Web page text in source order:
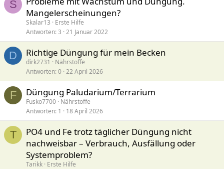
S
Mangelerscheinungen?
Skalar13
Erste Hilfe
Antworten 3 21 Januar 2022
D Richtige Düngung für mein Becken
dirk2731
Nährstoffe
Antworten 0 22 April 2026
F Düngung Paludarium/Terrarium
Fusko7700 Nährstoffe
Antworten 1 18 April 2026
T
PO4 und Fe trotz täglicher Düngung nicht
nachweisbar – Verbrauch, Ausfällung oder
Systemproblem?
Tarikk Erste Hilfe